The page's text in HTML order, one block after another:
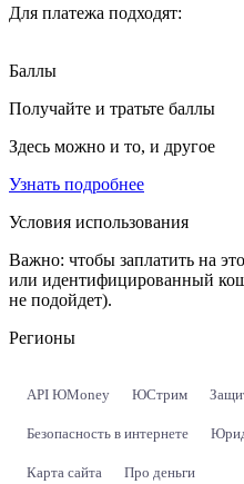
Для платежа подходят:
Баллы
Получайте и тратьте баллы
Здесь можно и то, и другое
Узнать подробнее
Условия использования
Важно: чтобы заплатить на
или идентифицированный
не подойдет).
Регионы
API ЮMoney ЮСтрим
Безопасность в интернете
Карта сайта Про деньги